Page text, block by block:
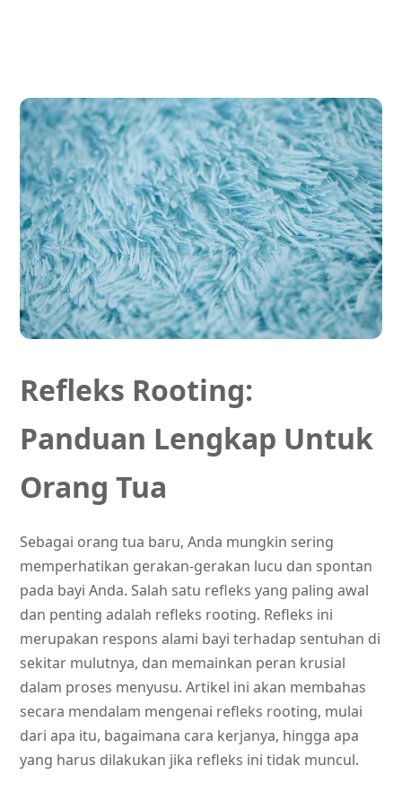
Refleks Rooting:
Panduan Lengkap Untuk
Orang Tua
Sebagai orang tua baru, Anda mungkin sering
memperhatikan gerakan-gerakan lucu dan spontan
pada bayi Anda. Salah satu refleks yang paling awal
dan penting adalah refleks rooting. Refleks ini
merupakan respons alami bayi terhadap sentuhan di
sekitar mulutnya, dan memainkan peran krusial
dalam proses menyusu. Artikel ini akan membahas
secara mendalam mengenai refleks rooting, mulai
dari apa itu, bagaimana cara kerjanya, hingga apa
yang harus dilakukan jika refleks ini tidak muncul.